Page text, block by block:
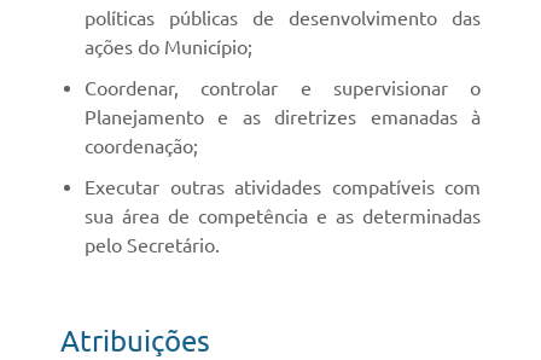
políticas públicas de desenvolvimento das
ações do Município;
Coordenar, controlar e supervisionar o
Planejamento e as diretrizes emanadas à
coordenação;
Executar outras atividades compatíveis com
sua área de competência e as determinadas
pelo Secretário.
Atribuições